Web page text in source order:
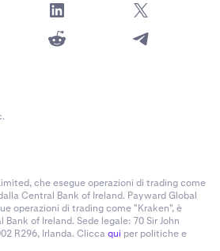
che esegue operazioni di trading come
Central Bank of Ireland. Payward Global
operazioni di trading come "Kraken", è
of Ireland. Sede legale: 70 Sir John
R296, Irlanda. Cliccaqui per politiche e